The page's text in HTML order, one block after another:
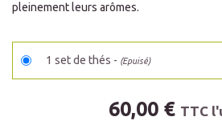
pleinement leurs arômes.
1 set de thés - (Epuisé)
60,00 € TTC